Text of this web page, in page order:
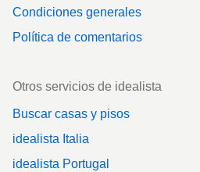
Condiciones generales
Política de comentarios
Otros servicios de idealista
Buscar casas y pisos
idealista Italia
idealista Portugal